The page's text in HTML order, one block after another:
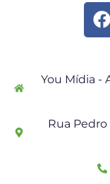
You Mídia -
Rua Pedro